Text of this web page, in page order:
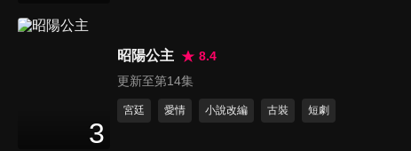
第11集
3
昭陽公主
8.4
更新至第14集
宮廷 愛情 小說改編 古裝 短劇